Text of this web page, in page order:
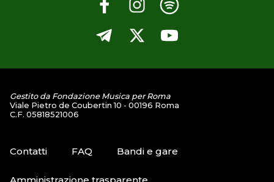
Gestito da Fondazione Musica per Roma
Viale Pietro de Coubertin 10 - 00196 Roma
C.F. 05818521006
Contatti FAQ Bandi e gare
Amministrazione trasparente